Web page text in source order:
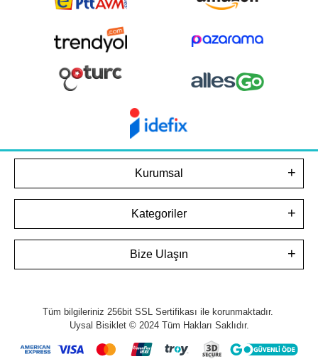
Kurumsal
Kategoriler
Bize Ulaşın
Tüm bilgileriniz 256bit SSL Sertifikası ile korunmaktadır.
Uysal Bisiklet © 2024 Tüm Hakları Saklıdır.